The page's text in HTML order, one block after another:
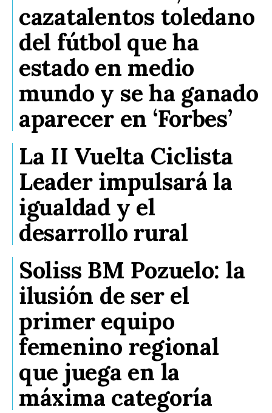
cazatalentos toledano
del fútbol que ha
estado en medio
mundo y se ha ganado
aparecer en ‘Forbes’
La II Vuelta Ciclista
Leader impulsará la
igualdad y el
desarrollo rural
Soliss BM Pozuelo: la
ilusión de ser el
primer equipo
femenino regional
que juega en la
máxima categoría